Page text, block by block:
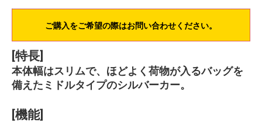
ご購入をご希望の際はお問い合わせください。
[特長]
本体幅はスリムで、ほどよく荷物が入るバッグを
備えたミドルタイプのシルバーカー。
[機能]